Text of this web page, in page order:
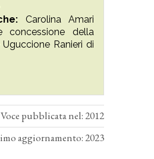
Carolina Amari
concessione della
Ranieri di
Voce pubblicata nel: 2012
aggiornamento: 2023